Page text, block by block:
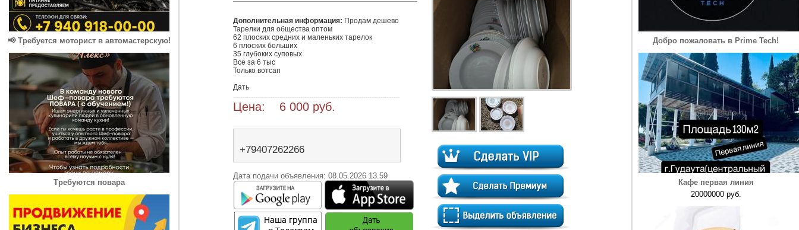
📢 Требуется моторист в автомастерскую!
Требуются повара
Дополнительная информация: Продам дешево
Тарелки для общества оптом
62 плоских средних и маленьких тарелок
6 плоских больших
35 глубоких суповых
Все за 6 тыс
Только вотсап
Дать
Цена: 6 000 руб.
+79407262266
Дата подачи объявления: 08.05.2026 13.59
Добро пожаловать в Prime Tech!
Кафе первая линия
20000000 руб.